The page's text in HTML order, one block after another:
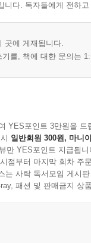
세아니아
니다. 독자들에게 전하
곳에 게재됩니다.
를, 책에 대한 문의는
YES포인트 3만원을 드
일반회원 300원, 마니
만 YES포인트 지급됩니
점부터 마지막 회차 주
는 사락 독서모임 게시
패션 및 판매금지 상